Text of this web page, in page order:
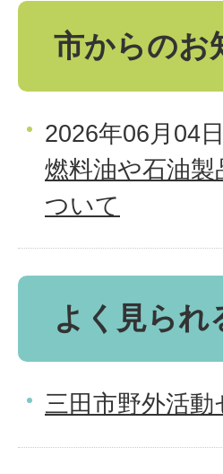
市からのお
2026年06月04日
燃料油や石油
ついて
よく見られ
三田市野外活動